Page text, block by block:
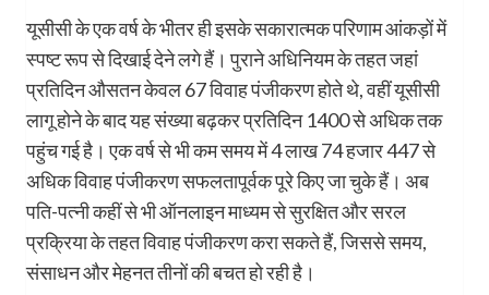
यूसीसी के एक वर्ष के भीतर ही इसके सकारात्मक परिणाम आंकड़ों में
स्पष्ट रूप से दिखाई देने लगे हैं। पुराने अधिनियम के तहत जहां
प्रतिदिन औसतन केवल 67 विवाह पंजीकरण होते थे, वहीं यूसीसी
लागू होने के बाद यह संख्या बढ़कर प्रतिदिन 1400 से अधिक तक
पहुंच गई है। एक वर्ष से भी कम समय में 4 लाख 74 हजार 447 से
अधिक विवाह पंजीकरण सफलतापूर्वक पूरे किए जा चुके हैं। अब
पति-पत्नी कहीं से भी ऑनलाइन माध्यम से सुरक्षित और सरल
प्रक्रिया के तहत विवाह पंजीकरण करा सकते हैं, जिससे समय,
संसाधन और मेहनत तीनों की बचत हो रही है।